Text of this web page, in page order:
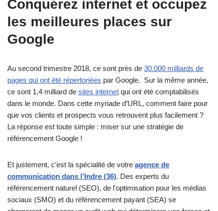
Conquérez internet et occupez
les meilleures places sur
Google
Au second trimestre 2018, ce sont près de 30.000 milliards de
pages qui ont été répertoriées par Google. Sur la même année,
ce sont 1,4 milliard de sites internet qui ont été comptabilisés
dans le monde. Dans cette myriade d’URL, comment faire pour
que vos clients et prospects vous retrouvent plus facilement ?
La réponse est toute simple : miser sur une stratégie de
référencement Google !
Et justement, c’est la spécialité de votre agence de
communication dans l’Indre (36). Des experts du
référencement naturel (SEO), de l'optimisation pour les médias
sociaux (SMO) et du référencement payant (SEA) se